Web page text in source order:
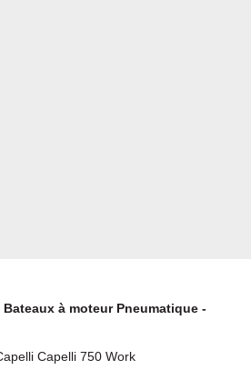
à moteur Pneumatique -
Capelli 750 Work